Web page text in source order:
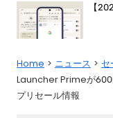
【
Home ニュース セ
Launcher Primeが
プリセール情報